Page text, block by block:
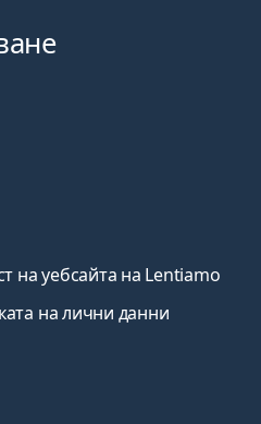
на уебсайта на Lentiamo
на лични данни